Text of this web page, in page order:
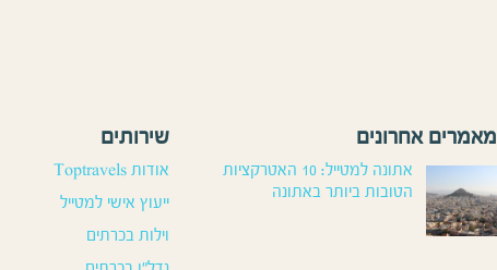
שירותים
אודות Toptravels
ייעוץ אישי למטייל
וילות בכרתים
מאמרים אחרונים
אתונה למטייל: 10 האטרקציות
הטובות ביותר באתונה